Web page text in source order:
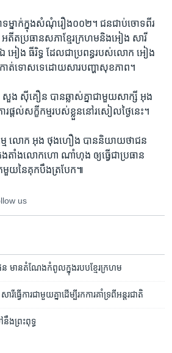
ម្នាក់​ក្នុង​សំណុំរឿង​០០២។ ជន​ជាប់ចោទ​ពីរ​
តីត​ប្រធាន​សភា​ខ្មែរក្រហម​និង​អៀង សារី
ឯ ​អៀង ធីរិទ្ធ ​ដែល​ជា​ប្រពន្ធ​របស់​លោក អៀង
ាត់ទោស​ទេ​ដោយសារ​បញ្ហា​សុខភាព។
សួង ស៊ីគឿន ​បាន​ឆ្លាស់​គ្នា​ជាមួយសាក្សី​ អុង
តល់​សក្ខីកម្ម​របស់​ខ្លួន​នៅ​រសៀល​ថ្ងៃ​នេះ។
ម្ម​ លោក អុង ថុងហឿង ​បាន​និយាយ​ថា​ជន​
តាំង​លោក​ហោ ណាំហុង ​ឲ្យ​ធ្វើ​ជា​ប្រធាន​
យ​នៃ​គុកបឹង​ត្របែក៕
us
មាន​តំណែង​កំពូល​ក្នុង​របបខ្មែរ​ក្រហម
ើការ​ជាមួយ​គ្នា​ដើម្បី​រកការ​គាំទ្រ​ពី​អន្តរជាតិ
ង​ព្រះពុទ្ធ